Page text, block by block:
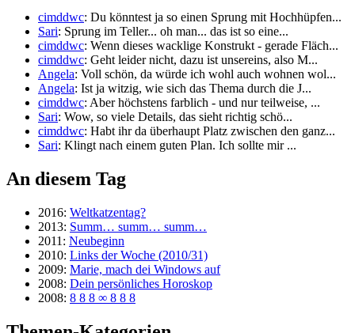
cimddwc: Du könntest ja so einen Sprung mit Hochhüpfen...
Sari: Sprung im Teller... oh man... das ist so eine...
cimddwc: Wenn dieses wacklige Konstrukt - gerade Fläch...
cimddwc: Geht leider nicht, dazu ist unsereins, also M...
Angela: Voll schön, da würde ich wohl auch wohnen wol...
Angela: Ist ja witzig, wie sich das Thema durch die J...
cimddwc: Aber höchstens farblich - und nur teilweise, ...
Sari: Wow, so viele Details, das sieht richtig schö...
cimddwc: Habt ihr da überhaupt Platz zwischen den ganz...
Sari: Klingt nach einem guten Plan. Ich sollte mir ...
An diesem Tag
2016: Weltkatzentag?
2013: Summ… summ… summ…
2011: Neubeginn
2010: Links der Woche (2010/31)
2009: Marie, mach dei Windows auf
2008: Dein persönliches Horoskop
2008: 8 8 8 ∞ 8 8 8